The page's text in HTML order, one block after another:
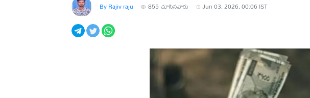
By Rajiv raju 855 చూసినవారు Jun 03, 2026, 00:06 IST